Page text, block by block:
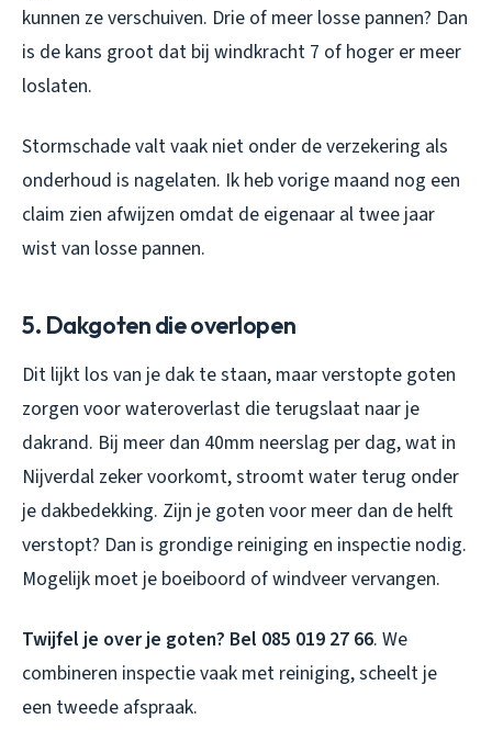
kunnen ze verschuiven. Drie of meer losse pannen? Dan
is de kans groot dat bij windkracht 7 of hoger er meer
loslaten.
Stormschade valt vaak niet onder de verzekering als
onderhoud is nagelaten. Ik heb vorige maand nog een
claim zien afwijzen omdat de eigenaar al twee jaar
wist van losse pannen.
5. Dakgoten die overlopen
Dit lijkt los van je dak te staan, maar verstopte goten
zorgen voor wateroverlast die terugslaat naar je
dakrand. Bij meer dan 40mm neerslag per dag, wat in
Nijverdal zeker voorkomt, stroomt water terug onder
je dakbedekking. Zijn je goten voor meer dan de helft
verstopt? Dan is grondige reiniging en inspectie nodig.
Mogelijk moet je boeiboord of windveer vervangen.
Twijfel je over je goten? Bel 085 019 27 66. We
combineren inspectie vaak met reiniging, scheelt je
een tweede afspraak.